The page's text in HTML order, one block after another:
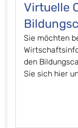
Virtuelle
Sie möchten
den
Sie sich hier